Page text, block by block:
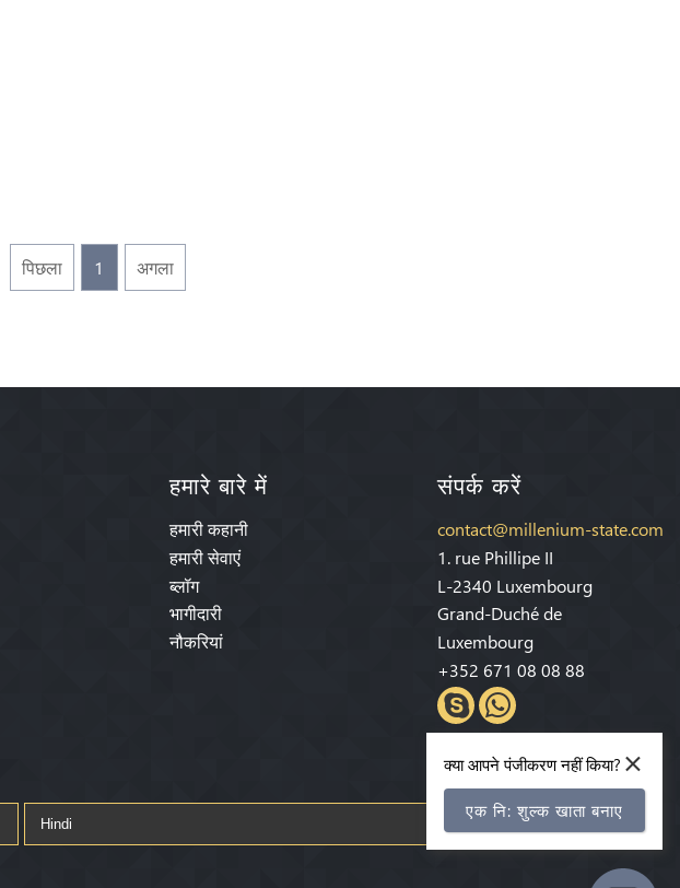
पिछला 1 अगला
हमारे बारे में
हमारी कहानी
हमारी सेवाएं
ब्लॉग
भागीदारी
नौकरियां
संपर्क करें
contact@millenium-state.com
1. rue Phillipe II
L-2340 Luxembourg
Grand-Duché de
Luxembourg
+352 671 08 08 88
सदस्यता लें
×
क्या आपने पंजीकरण नहीं किया?
एक नि: शुल्क खाता बनाए